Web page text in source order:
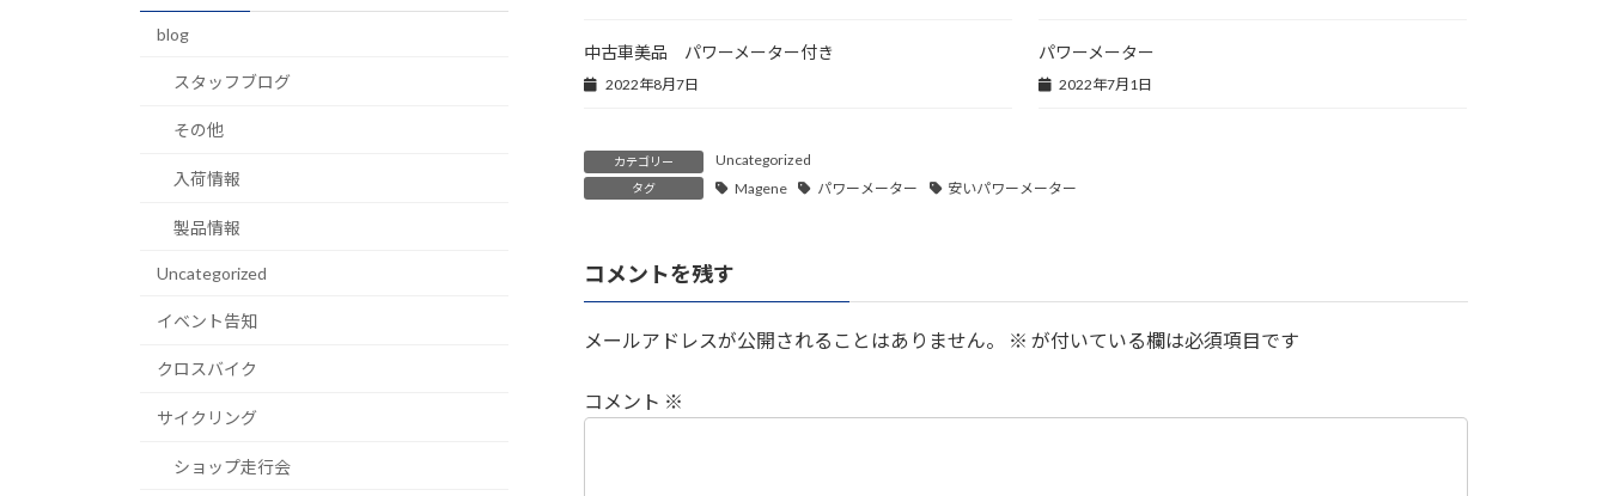
中古車美品 パワーメーター付き
2022年8月7日
パワーメーター
2022年7月1日
カテゴリー Uncategorized
タグ Magene パワーメーター 安いパワーメーター
コメントを残す
メールアドレスが公開されることはありません。 ※ が付いている欄は必須項目です
コメント ※
blog
スタッフブログ
その他
入荷情報
製品情報
Uncategorized
イベント告知
クロスバイク
サイクリング
ショップ走行会